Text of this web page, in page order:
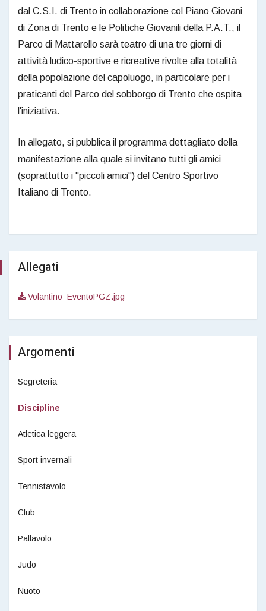
dal C.S.I. di Trento in collaborazione col Piano Giovani
di Zona di Trento e le Politiche Giovanili della P.A.T., il
Parco di Mattarello sarà teatro di una tre giorni di
attività ludico-sportive e ricreative rivolte alla totalità
della popolazione del capoluogo, in particolare per i
praticanti del Parco del sobborgo di Trento che ospita
l'iniziativa.
In allegato, si pubblica il programma dettagliato della
manifestazione alla quale si invitano tutti gli amici
(soprattutto i "piccoli amici") del Centro Sportivo
Italiano di Trento.
Allegati
Volantino_EventoPGZ.jpg
Argomenti
Segreteria
Discipline
Atletica leggera
Sport invernali
Tennistavolo
Club
Pallavolo
Judo
Nuoto